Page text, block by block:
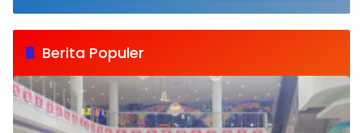
Ketua BPW KKSS
Sumut
Berita Populer